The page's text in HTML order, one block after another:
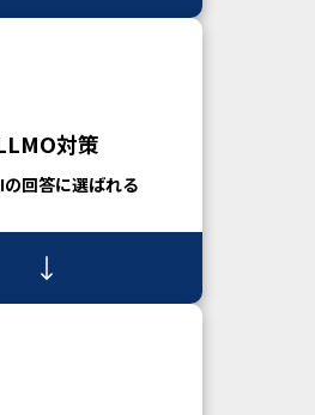
対策
回答に選ばれる